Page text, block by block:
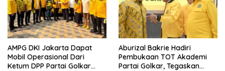
AMPG DKI Jakarta Dapat
Mobil Operasional Dari
Ketum DPP Partai Golkar
Aburizal Bakrie Hadiri
Pembukaan TOT Akademi
Partai Golkar, Tegaskan